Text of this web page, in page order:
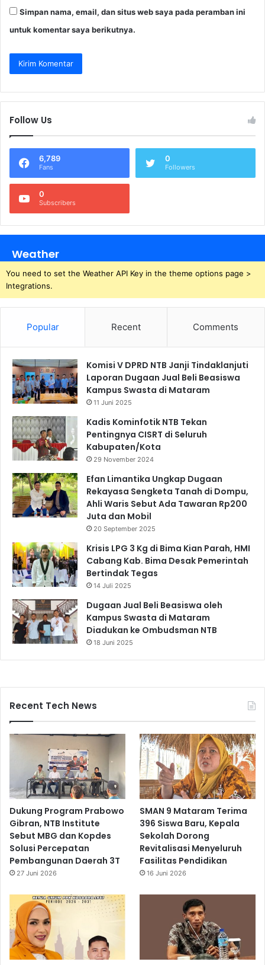
Simpan nama, email, dan situs web saya pada peramban ini
untuk komentar saya berikutnya.
Follow Us
6,789
Fans
0
Followers
0
Subscribers
Weather
You need to set the Weather API Key in the theme options page >
Integrations.
Popular Recent Comments
Komisi V DPRD NTB Janji Tindaklanjuti
Laporan Dugaan Jual Beli Beasiswa
Kampus Swasta di Mataram
11 Juni 2025
Kadis Kominfotik NTB Tekan
Pentingnya CISRT di Seluruh
Kabupaten/Kota
29 November 2024
Efan Limantika Ungkap Dugaan
Rekayasa Sengketa Tanah di Dompu,
Ahli Waris Sebut Ada Tawaran Rp200
Juta dan Mobil
20 September 2025
Krisis LPG 3 Kg di Bima Kian Parah, HMI
Cabang Kab. Bima Desak Pemerintah
Bertindak Tegas
14 Juli 2025
Dugaan Jual Beli Beasiswa oleh
Kampus Swasta di Mataram
Diadukan ke Ombudsman NTB
18 Juni 2025
Recent Tech News
Dukung Program Prabowo
Gibran, NTB Institute
Sebut MBG dan Kopdes
Solusi Percepatan
Pembangunan Daerah 3T
27 Juni 2026
SMAN 9 Mataram Terima
396 Siswa Baru, Kepala
Sekolah Dorong
Revitalisasi Menyeluruh
Fasilitas Pendidikan
16 Juni 2026